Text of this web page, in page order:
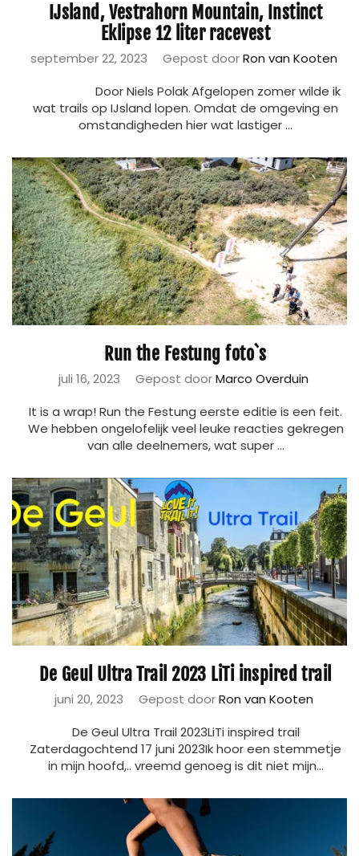
IJsland, Vestrahorn Mountain, Instinct
Eklipse 12 liter racevest
september 22, 2023 Gepost doorRon van Kooten
Door Niels Polak Afgelopen zomer wilde ik
wat trails op IJsland lopen. Omdat de omgeving en
omstandigheden hier wat lastiger ...
Run the Festung foto`s
juli 16, 2023 Gepost doorMarco Overduin
It is a wrap! Run the Festung eerste editie is een feit.
We hebben ongelofelijk veel leuke reacties gekregen
van alle deelnemers, wat super ...
De Geul Ultra Trail 2023 LiTi inspired trail
juni 20, 2023 Gepost doorRon van Kooten
De Geul Ultra Trail 2023LiTi inspired trail
Zaterdagochtend 17 juni 2023Ik hoor een stemmetje
in mijn hoofd,.. vreemd genoeg is dit niet mijn...